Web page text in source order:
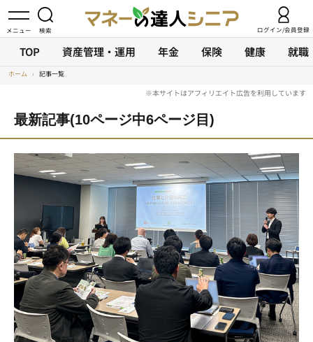
ログイン/会員登録
TOP 資産管理・運用 年金 保険 健康 就職
ホーム › 記事一覧
最新記事(10ページ中6ページ目)